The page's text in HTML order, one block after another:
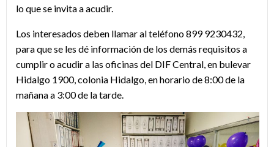
lo que se invita a acudir.
Los interesados deben llamar al teléfono 899 9230432,
para que se les dé información de los demás requisitos a
cumplir o acudir a las oficinas del DIF Central, en bulevar
Hidalgo 1900, colonia Hidalgo, en horario de 8:00 de la
mañana a 3:00 de la tarde.